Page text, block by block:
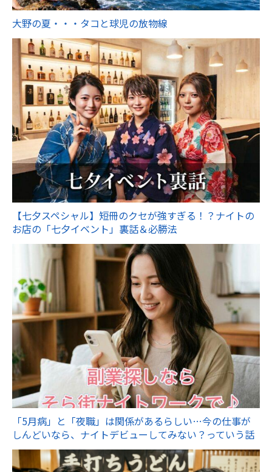
大野の夏・・・タコと球児の放物線
【七夕スペシャル】短冊のクセが強すぎる！？ナイトの
お店の「七夕イベント」裏話＆必勝法
「5月病」と「夜職」は関係があるらしい…今の仕事が
しんどいなら、ナイトデビューしてみない？っていう話